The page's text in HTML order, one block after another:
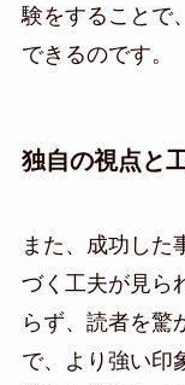
験をすることで
できるのです。
独自の視点と
また、成功した
づく工夫が見ら
らず、読者を驚
で、より強い印